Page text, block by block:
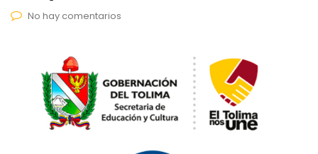
No hay comentarios